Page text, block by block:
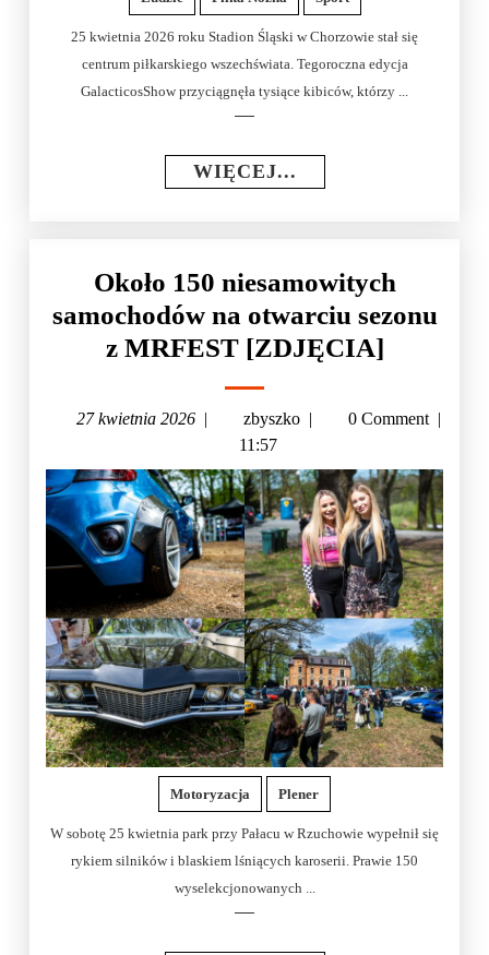
25 kwietnia 2026 roku Stadion Śląski w Chorzowie stał się
centrum piłkarskiego wszechświata. Tegoroczna edycja
GalacticosShow przyciągnęła tysiące kibiców, którzy ...
WIĘCEJ...
Około 150 niesamowitych
samochodów na otwarciu sezonu
z MRFEST [ZDJĘCIA]
27 kwietnia 2026 | zbyszko | 0 Comment |
11:57
Motoryzacja Plener
W sobotę 25 kwietnia park przy Pałacu w Rzuchowie wypełnił się
rykiem silników i blaskiem lśniących karoserii. Prawie 150
wyselekcjonowanych ...